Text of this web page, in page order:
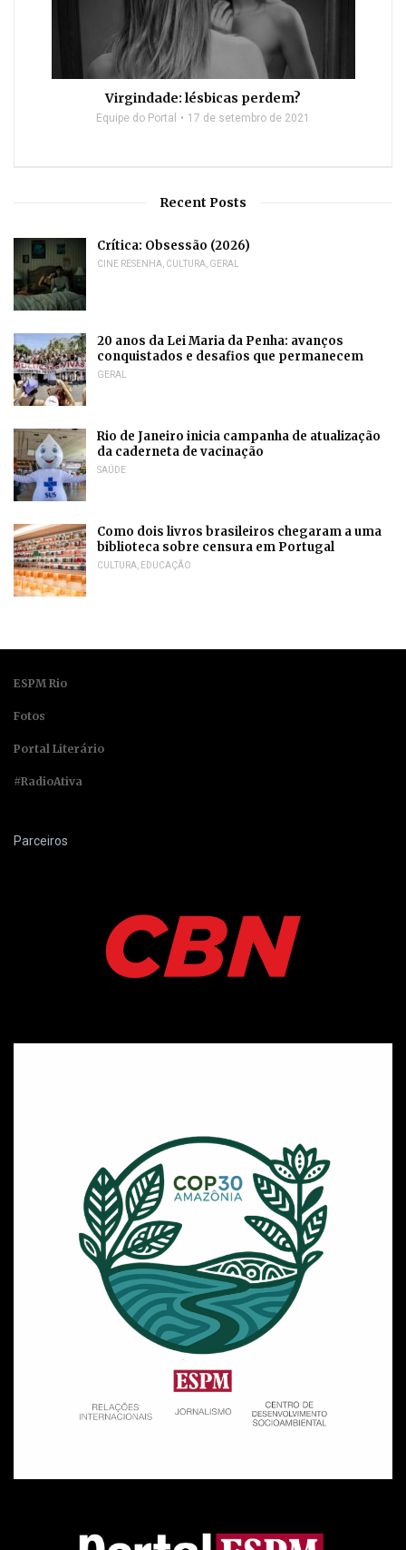
Virgindade: lésbicas perdem?
Equipe do Portal 17 de setembro de 2021
Recent Posts
Crítica: Obsessão (2026)
CINE RESENHA, CULTURA, GERAL
20 anos da Lei Maria da Penha: avanços
conquistados e desafios que permanecem
GERAL
Rio de Janeiro inicia campanha de atualização
da caderneta de vacinação
SAÚDE
Como dois livros brasileiros chegaram a uma
biblioteca sobre censura em Portugal
CULTURA, EDUCAÇÃO
ESPM Rio
Fotos
Portal Literário
#RadioAtiva
Parceiros